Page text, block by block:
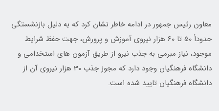
معاون رئیس جمهور در ادامه خاطر نشان کرد که به دلیل بازنشستگی
حدوداً 50 تا 60 هزار نیروی آموزش و پرورش، جهت حفظ شرایط
موجود، نیاز مبرمی به جذب نیرو از طریق آزمون های استخدامی و
دانشگاه فرهنگیان وجود دارد که مجوز جذب 30 هزار نیروی آن از
دانشگاه فرهنگیان تایید شده است.